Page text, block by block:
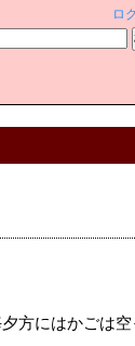
ロ
方にはかごは空